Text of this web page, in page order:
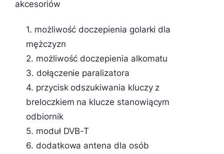
akcesoriów
1. możliwość doczepienia golarki dla
mężczyzn
2. możliwość doczepienia alkomatu
3. dołączenie paralizatora
4. przycisk odszukiwania kluczy z
breloczkiem na klucze stanowiącym
odbiornik
5. moduł DVB-T
6. dodatkowa antena dla osób